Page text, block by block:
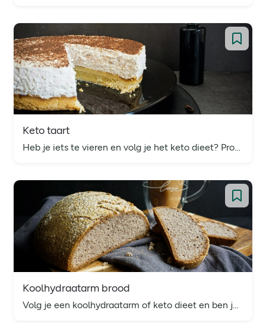
Keto taart
Heb je iets te vieren en volg je het keto dieet? Probeer dan ons keto taart recept!
Koolhydraatarm brood